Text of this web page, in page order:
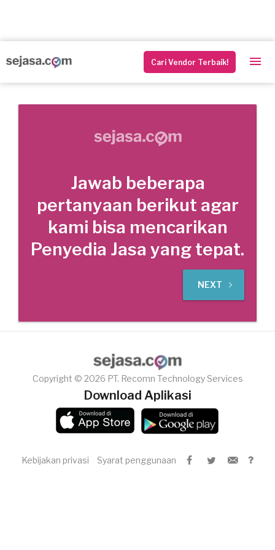
Cari Vendor Terbaik!
Jawab beberapa
pertanyaan berikut agar
kami bisa mencarikan
Penyedia Jasa yang tepat.
NEXT
Copyright © 2026 PT. Recomn Technology Services
Download Aplikasi
Kebijakan privasi Syarat penggunaan